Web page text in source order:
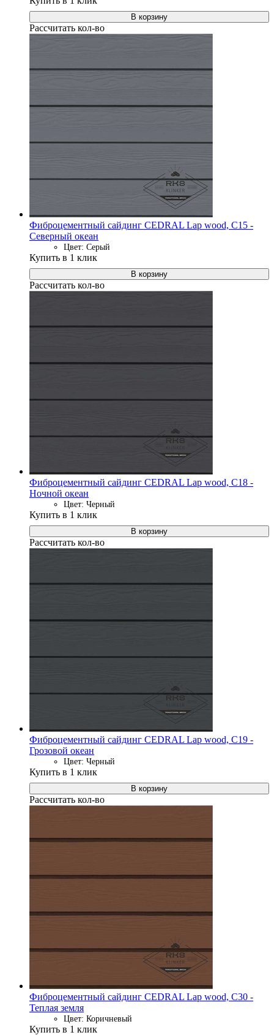
В корзину
Рассчитать кол-во
Фиброцементный сайдинг CEDRAL Lap wood, C15 -
Северный океан
Цвет: Серый
Купить в 1 клик
В корзину
Рассчитать кол-во
Фиброцементный сайдинг CEDRAL Lap wood, C18 -
Ночной океан
Цвет: Черный
Купить в 1 клик
В корзину
Рассчитать кол-во
Фиброцементный сайдинг CEDRAL Lap wood, C19 -
Грозовой океан
Цвет: Черный
Купить в 1 клик
В корзину
Рассчитать кол-во
Фиброцементный сайдинг CEDRAL Lap wood, C30 -
Теплая земля
Цвет: Коричневый
Купить в 1 клик